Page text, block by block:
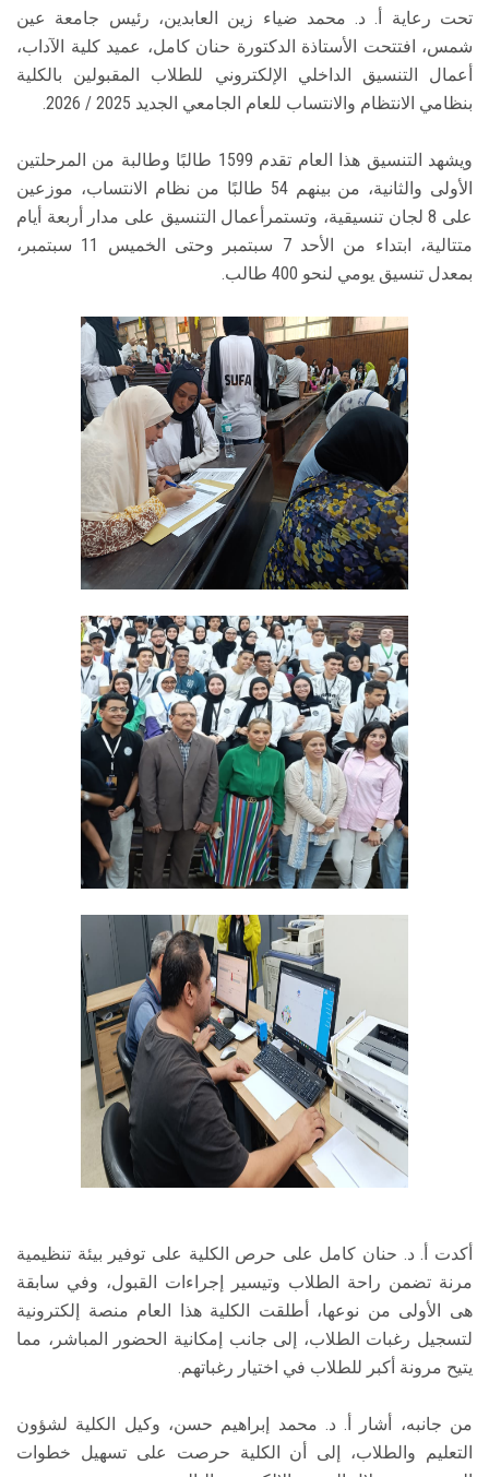
تحت رعاية أ. د. محمد ضياء زين العابدين، رئيس جامعة عين
شمس، افتتحت الأستاذة الدكتورة حنان كامل، عميد كلية الآداب،
أعمال التنسيق الداخلي الإلكتروني للطلاب المقبولين بالكلية
بنظامي الانتظام والانتساب للعام الجامعي الجديد 2025 / 2026.
ويشهد التنسيق هذا العام تقدم 1599 طالبًا وطالبة من المرحلتين
الأولى والثانية، من بينهم 54 طالبًا من نظام الانتساب، موزعين
على 8 لجان تنسيقية، وتستمرأعمال التنسيق على مدار أربعة أيام
متتالية، ابتداء من الأحد 7 سبتمبر وحتى الخميس 11 سبتمبر،
بمعدل تنسيق يومي لنحو 400 طالب.
أكدت أ. د. حنان كامل على حرص الكلية على توفير بيئة تنظيمية
مرنة تضمن راحة الطلاب وتيسير إجراءات القبول، وفي سابقة
هى الأولى من نوعها، أطلقت الكلية هذا العام منصة إلكترونية
لتسجيل رغبات الطلاب، إلى جانب إمكانية الحضور المباشر، مما
يتيح مرونة أكبر للطلاب في اختيار رغباتهم.
من جانبه، أشار أ. د. محمد إبراهيم حسن، وكيل الكلية لشؤون
التعليم والطلاب، إلى أن الكلية حرصت على تسهيل خطوات